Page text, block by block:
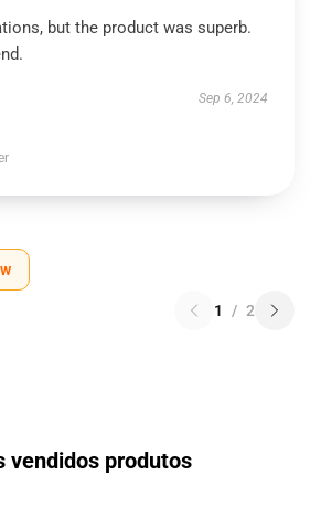
but the product was superb.
Sep 6, 2024
1 / 2
vendidos produtos